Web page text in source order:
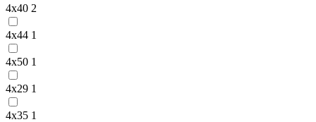
4х40 2
4х44 1
4х50 1
4х29 1
4х35 1